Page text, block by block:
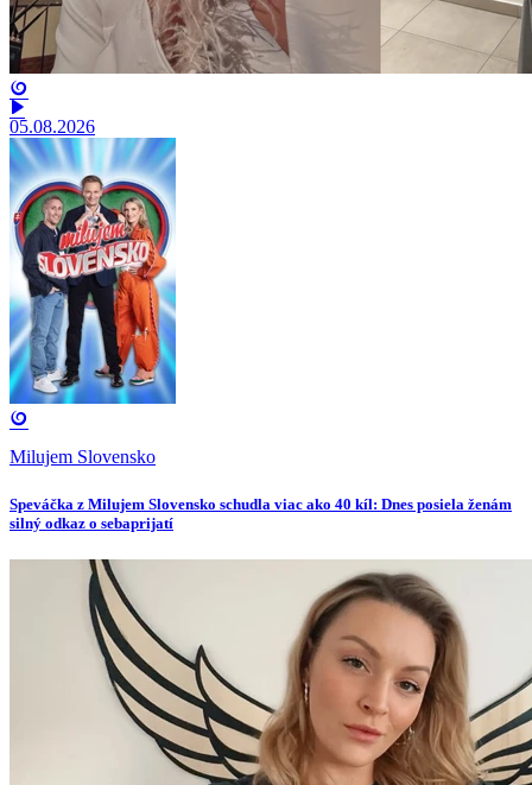
05.08.2026
Milujem Slovensko
Speváčka z Milujem Slovensko schudla viac ako 40 kíl: Dnes posiela ženám
silný odkaz o sebaprijatí